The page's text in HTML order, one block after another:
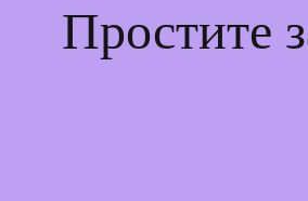
Простите